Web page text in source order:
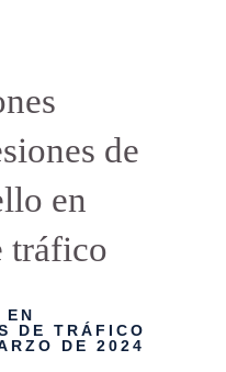
de
en
tráfico
EN
DE TRÁFICO
DE 2024